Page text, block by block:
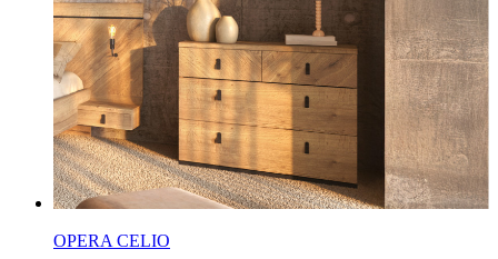
OPERA CELIO